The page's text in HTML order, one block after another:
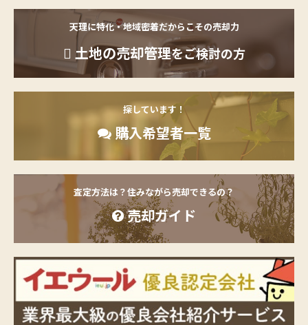
天理に特化・地域密着だからこその売却力
土地の売却管理をご検討の方
探しています！
購入希望者一覧
査定方法は？住みながら売却できるの？
売却ガイド